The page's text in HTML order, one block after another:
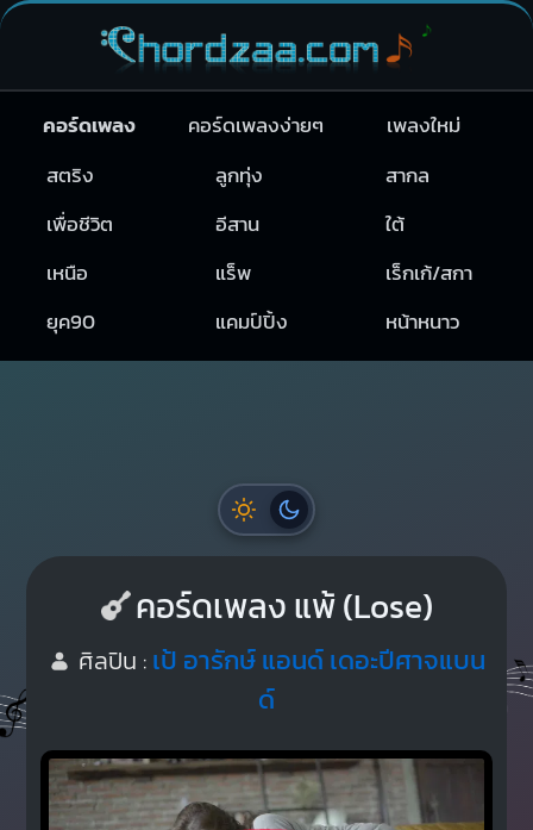
คอร์ดเพลง คอร์ดเพลงง่ายๆ
เพลงใหม่
สตริง
ลูกทุ่ง
สากล
เพื่อชีวิต
อีสาน
ใต้
เหนือ
แร็พ
เร็กเก้/สกา
ยุค90
แคมป์ปิ้ง หน้าหนาว
คอร์ดเพลง แพ้ (Lose)
ศิลปิน : เป้ อารักษ์ แอนด์ เดอะปีศาจแบน
ด์